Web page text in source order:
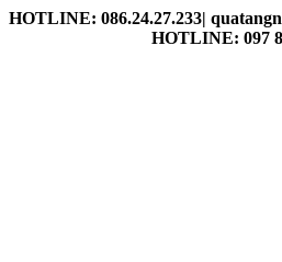
HOTLINE: 086.24.27.233|
HOTLINE: 097